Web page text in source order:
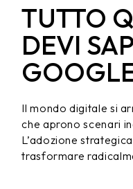
TUTTO
DEVI
Il mondo digitale si
che aprono scenari
L’adozione
trasformare